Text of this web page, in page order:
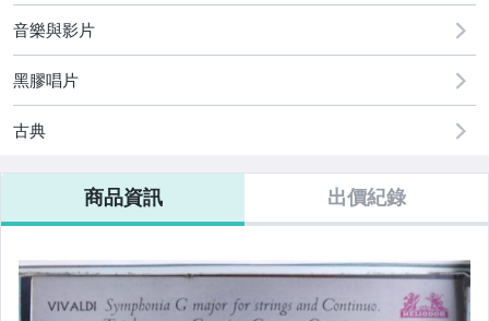
二手黑膠-西洋
黑膠唱片清洗/配件
唱頭/唱針
耳機-鐵三角Audio-Technica
耳機-Beyerdynamic
耳機-Final
音樂與影片
黑膠唱片
古典
商品資訊 出價紀錄